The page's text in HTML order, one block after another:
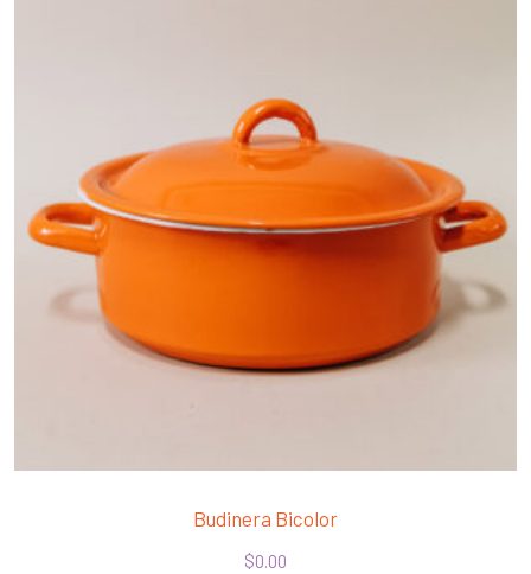
Budinera Bicolor
$0.00